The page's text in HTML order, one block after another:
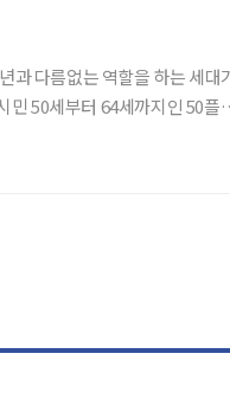
과 다름없는 역할을 하는 세대
민 50세부터 64세까지인 50플